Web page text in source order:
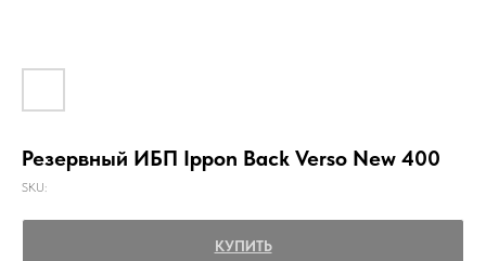
Резервный ИБП Ippon Back Verso New 400
SKU:
КУПИТЬ